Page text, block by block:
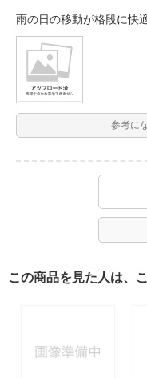
雨の日の移動が格段に快
参考に
この商品を見た人は、